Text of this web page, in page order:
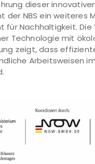
dieser
der NBS ein weiteres
für Nachhaltigkeit. Die
Technologie mit
zeigt, dass
Arbeitsweisen im